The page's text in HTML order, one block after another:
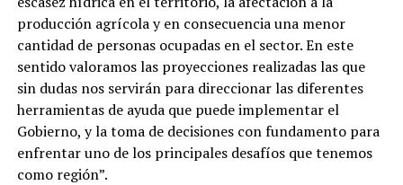
producción agrícola y en consecuencia una menor
cantidad de personas ocupadas en el sector. En este
sentido valoramos las proyecciones realizadas las que
sin dudas nos servirán para direccionar las diferentes
herramientas de ayuda que puede implementar el
Gobierno, y la toma de decisiones con fundamento para
enfrentar uno de los principales desafíos que tenemos
como región”.